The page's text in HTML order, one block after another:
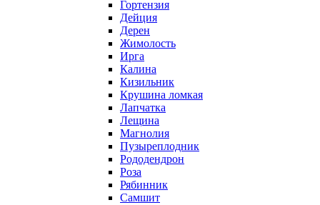
Гортензия
Дейция
Дерен
Жимолость
Ирга
Калина
Кизильник
Крушина ломкая
Лапчатка
Лещина
Магнолия
Пузыреплодник
Рододендрон
Роза
Рябинник
Самшит